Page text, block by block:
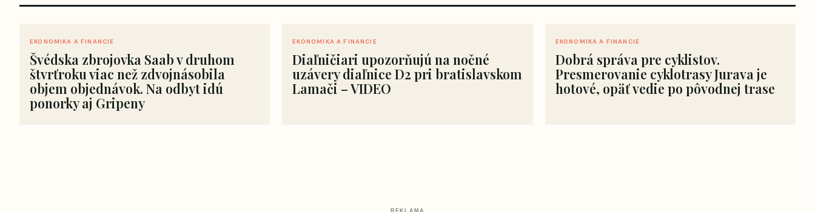
EKONOMIKA A FINANCIE
Švédska zbrojovka Saab v druhom
štvrťroku viac než zdvojnásobila
objem objednávok. Na odbyt idú
ponorky aj Gripeny
EKONOMIKA A FINANCIE
Diaľničiari upozorňujú na nočné
uzávery diaľnice D2 pri bratislavskom
Lamači – VIDEO
EKONOMIKA A FINANCIE
Dobrá správa pre cyklistov.
Presmerovanie cyklotrasy Jurava je
hotové, opäť vedie po pôvodnej trase
REKLAMA